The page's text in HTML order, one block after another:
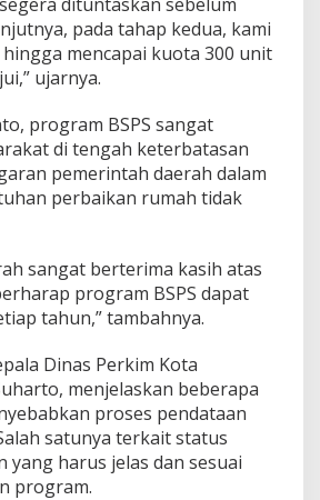
pada tahap kedua, kami
mencapai kuota 300 unit
ujarnya.
program BSPS sangat
di tengah keterbatasan
pemerintah daerah dalam
perbaikan rumah tidak
sangat berterima kasih atas
program BSPS dapat
tahun,” tambahnya.
Dinas Perkim Kota
menjelaskan beberapa
proses pendataan
satunya terkait status
yang harus jelas dan sesuai
program.